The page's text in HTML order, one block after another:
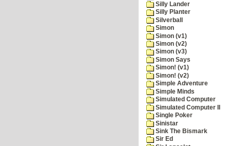
Silly Lander
Silly Planter
Silverball
Simon
Simon (v1)
Simon (v2)
Simon (v3)
Simon Says
Simon! (v1)
Simon! (v2)
Simple Adventure
Simple Minds
Simulated Computer
Simulated Computer II
Single Poker
Sinistar
Sink The Bismark
Sir Ed